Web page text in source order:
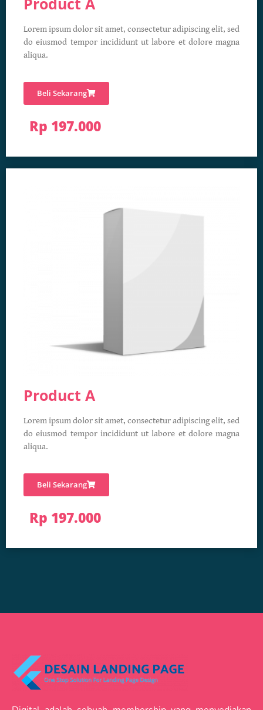
Lorem ipsum dolor sit amet, consectetur adipiscing elit, sed
do eiusmod tempor incididunt ut labore et dolore magna
aliqua.
Beli Sekarang
Rp 197.000
Product A
Lorem ipsum dolor sit amet, consectetur adipiscing elit, sed
do eiusmod tempor incididunt ut labore et dolore magna
aliqua.
Beli Sekarang
Rp 197.000